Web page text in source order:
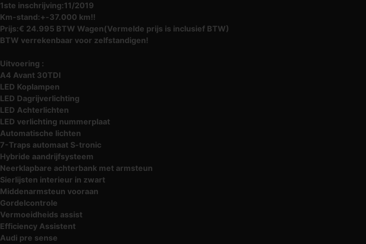
1ste inschrijving:11/2019
Km-stand:+-37.000 km!!
Prijs:€ 24.995 BTW Wagen(Vermelde prijs is inclusief BTW)
BTW verrekenbaar voor zelfstandigen!
Uitvoering :
A4 Avant 30TDI
LED Koplampen
LED Dagrijverlichting
LED Achterlichten
LED verlichting nummerplaat
Automatische lichten
7-Traps automaat S-tronic
Hybride aandrijfsysteem
Neerklapbare achterbank met armsteun
Sierlijsten interieur in zwart
Middenarmsteun vooraan
Gordelcontrole
Vermoeidheids assist
Efficiency Assistent
Audi pre sense